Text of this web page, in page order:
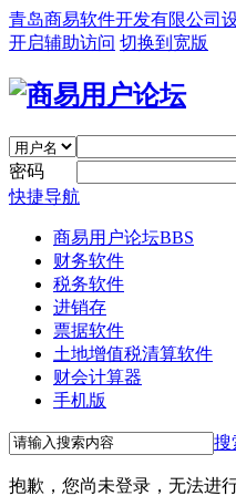
青岛商易软件开发有限公司
开启辅助访问 切换到宽版
密码
快捷导航
商易用户论坛BBS
财务软件
税务软件
进销存
票据软件
土地增值税清算软件
财会计算器
手机版
搜
抱歉，您尚未登录，无法进